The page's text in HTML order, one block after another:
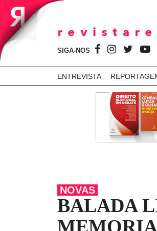
SIGA-NOS
ENTREVISTA
NOVAS
BALADA